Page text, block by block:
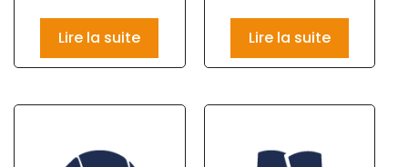
Lire la suite Lire la suite